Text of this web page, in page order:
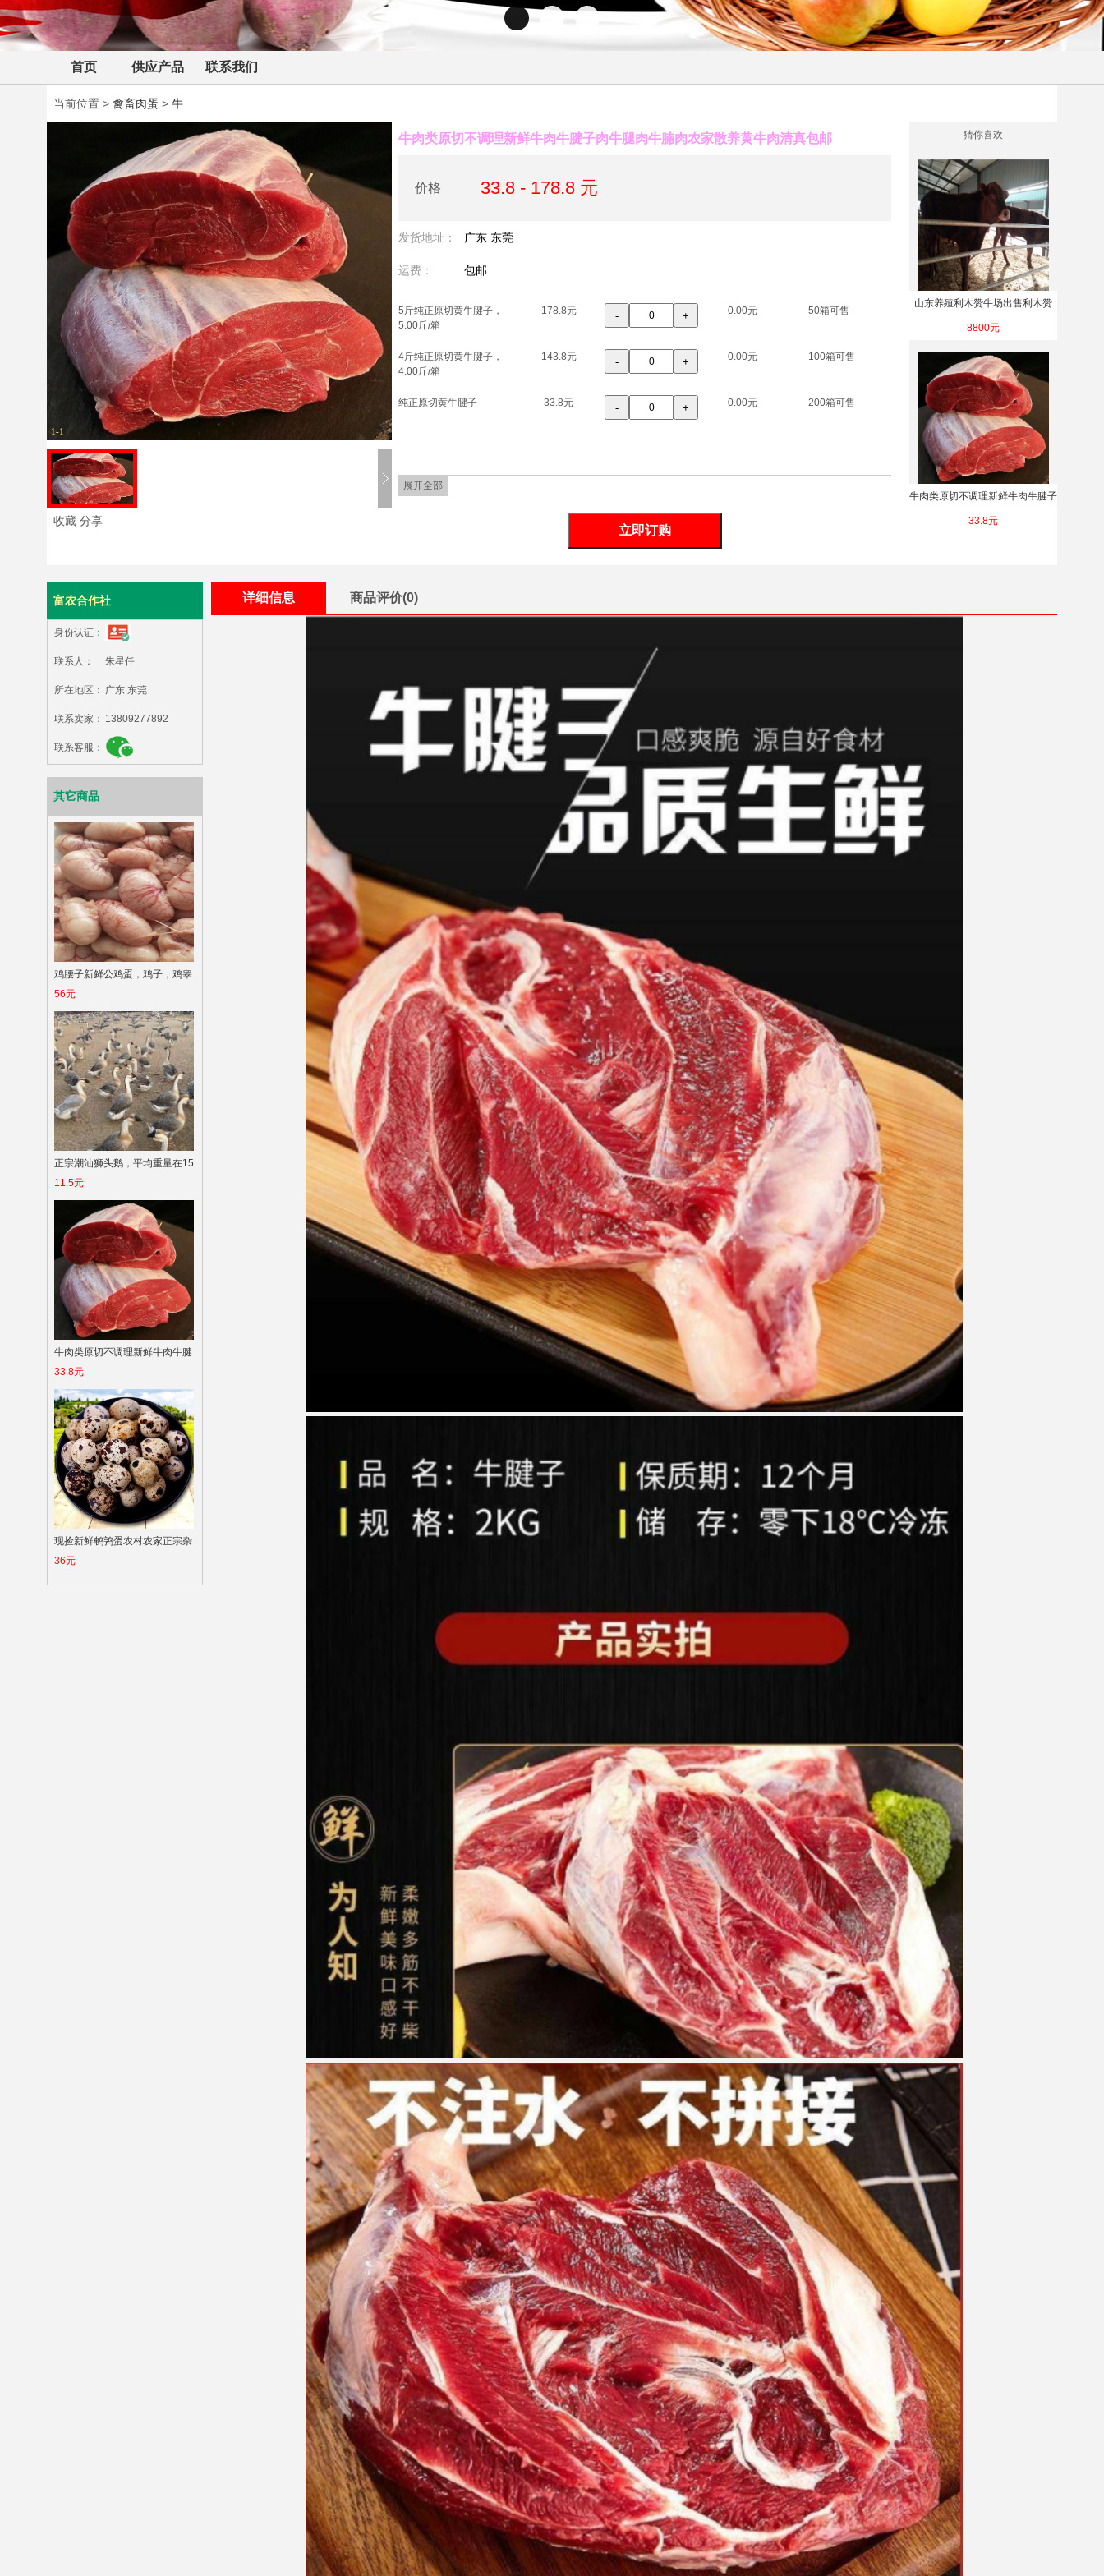
首页 供应产品 联系我们
当前位置 > 禽畜肉蛋 > 牛
1-1
收藏 分享
牛肉类原切不调理新鲜牛肉牛腱子肉牛腿肉牛腩肉农家散养黄牛肉清真包邮
价格 33.8 - 178.8 元
发货地址： 广东 东莞
运费： 包邮
5斤纯正原切黄牛腱子，
5.00斤/箱
178.8元 - + 0.00元 50箱可售
4斤纯正原切黄牛腱子，
4.00斤/箱
143.8元 - + 0.00元 100箱可售
纯正原切黄牛腱子 33.8元 - + 0.00元 200箱可售
展开全部
猜你喜欢
山东养殖利木赞牛场出售利木赞
牛、牛犊
8800元
牛肉类原切不调理新鲜牛肉牛腱子
肉牛腿肉牛腩肉农家散养黄牛肉清
33.8元
富农合作社
身份认证：
联系人： 朱星任
所在地区： 广东 东莞
联系卖家： 13809277892
联系客服：
其它商品
鸡腰子新鲜公鸡蛋，鸡子，鸡睾
丸，鸡肾，自己杀的，每天都有
鲜鸡腰
56元
正宗潮汕狮头鹅，平均重量在15
斤左右
11.5元
牛肉类原切不调理新鲜牛肉牛腱
子肉牛腿肉牛腩肉农家散养黄牛
肉清真包邮
33.8元
现捡新鲜鹌鹑蛋农村农家正宗杂
粮散养生的鸟蛋批发零食用鸡蛋
36元
详细信息 商品评价(0)